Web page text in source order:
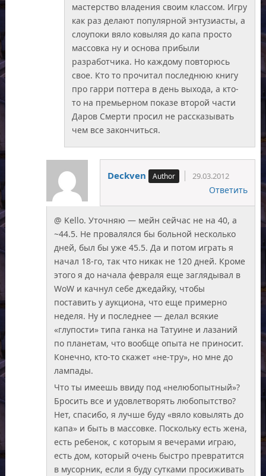
мастерство владения своим классом. Игру
как раз делают популярной энтузиасты, а
слоупоки вяло ковыляя до капа просто
массовка ну и основа прибыли
разработчика. Но каждому повторюсь
свое. Кто то прочитал последнюю книгу
про гарри поттера в день выхода, а кто-
то на премьерном показе второй части
Даров Смерти просил не рассказывать
чем все закончиться.
Deckven 29.03.2012
Ответить
@ Kello. Уточняю — мейн сейчас не на 40, а
~44.5. Не провалялся бы больной несколько
дней, был бы уже 45.5. Да и потом играть я
начал 18-го, так что никак не 120 дней. Кроме
этого я до начала февраля еще заглядывал в
WoW и качнул себе джедайку, чтобы
поставить у аукциона, что еще примерно
неделя. Ну и последнее — делал всякие
«глупости» типа ганка на Татуине и лазаний
по планетам, что вообще опыта не приносит.
Конечно, кто-то скажет «не-тру», но мне до
лампады.
Что ты имеешь ввиду под «нелюбопытный»?
Бросить все и удовлетворять любопытство?
Нет, спасибо, я лучше буду «вяло ковылять до
капа» и быть в массовке. Поскольку есть жена,
есть ребенок, с которым я вечерами играю,
есть дом, который очень быстро превратится
в мусорник, если я буду сутками просиживать